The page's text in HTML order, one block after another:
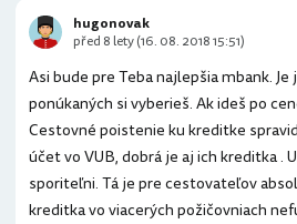
Asi bude pre Teba najlepšia mbank.
ponúkaných si vyberieš. Ak ideš po
Cestovné poistenie ku kreditke
účet vo VUB, dobrá je aj ich kreditka .
sporiteľni. Tá je pre cestovateľov
kreditka vo viacerých požičovniach
hugonovak
před 8 lety (16. 08. 2018 15:51)